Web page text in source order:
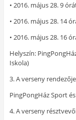
• 2016. május 28. 9
• 2016. május 28. 14
• 2016. május 28. 16
Helyszín:
Iskola)
3. A verseny rendezője
PingPongHáz Sport
4. A verseny